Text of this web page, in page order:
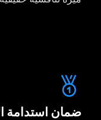
ضمان استدامة